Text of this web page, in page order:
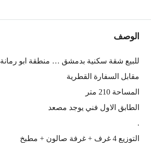
الوصف
للبيع شقة سكنية بدمشق … منطقة ابو رمانة
مقابل السفارة القطرية
المساحة 210 متر
الطابق الاول فني يوجد مصعد
.
التوزيع 4 غرف + غرفة صالون + مطبخ